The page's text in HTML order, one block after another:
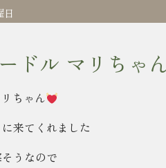
ドル マリちゃ
ちゃん
来てくれました
うなので